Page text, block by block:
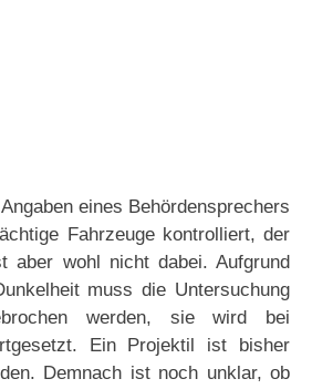
eines Behördensprechers
Fahrzeuge kontrolliert, der
aber wohl nicht dabei. Aufgrund
muss die Untersuchung
werden, sie wird bei
Ein Projektil ist bisher
Demnach ist noch unklar, ob